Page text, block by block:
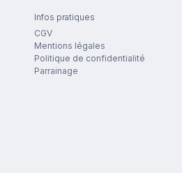
Infos pratiques
CGV
Mentions légales
Politique de confidentialité
Parrainage